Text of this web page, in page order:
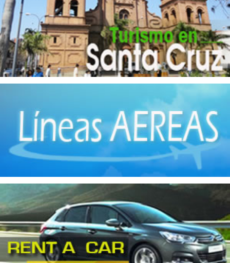
Envases
Extracción de Minerales(4)
Fábrica de Ladrillos (1)
Hierro(8)
Implementos Metálicos(14)
Industrias Manufactureras
Instrumentos de Óptica(1)
Jabones
Maquinaria
Matanza de Ganado
Molinos (5)
Muebles de madera
Muebles metálicos(2)
Obras Hidráulicas(2)